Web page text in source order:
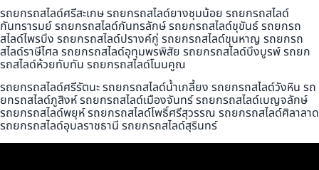
รถยกรถสไลด์ศรีสะเกษ รถยกรถสไลด์ยางชุมน้อย รถยกรถสไลด์
กันทรารมย์ รถยกรถสไลด์กันทรลักษ์ รถยกรถสไลด์ขุขันธ์ รถยกรถ
สไลด์ไพรบึง รถยกรถสไลด์ปรางค์กู่ รถยกรถสไลด์ขุนหาญ รถยกรถ
สไลด์ราษีไศล รถยกรถสไลด์อุทุมพรพิสัย รถยกรถสไลด์บึงบูรพ์ รถยก
รถสไลด์ห้วยทับทัน รถยกรถสไลด์โนนคูณ
รถยกรถสไลด์ศรีรัตนะ รถยกรถสไลด์น้ำเกลี้ยง รถยกรถสไลด์วังหิน รถ
ยกรถสไลด์ภูสิงห์ รถยกรถสไลด์เมืองจันทร์ รถยกรถสไลด์เบญจลักษ์
รถยกรถสไลด์พยุห์ รถยกรถสไลด์โพธิ์ศรีสุวรรณ รถยกรถสไลด์ศิลาลาด
รถยกรถสไลด์อุบลราชธานี รถยกรถสไลด์สุรินทร์